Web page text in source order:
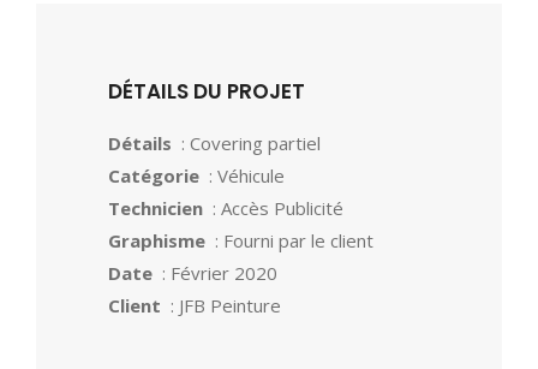
DÉTAILS DU PROJET
Détails : Covering partiel
Catégorie : Véhicule
Technicien : Accès Publicité
Graphisme : Fourni par le client
Date : Février 2020
Client : JFB Peinture